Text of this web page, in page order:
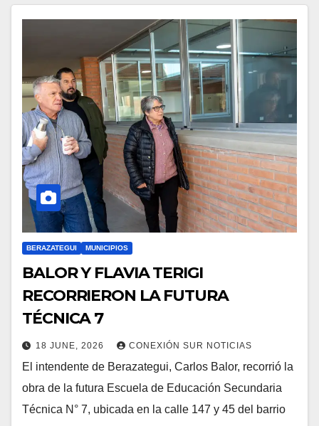
BERAZATEGUI MUNICIPIOS
BALOR Y FLAVIA TERIGI
RECORRIERON LA FUTURA
TÉCNICA 7
18 JUNE, 2026 CONEXIÓN SUR NOTICIAS
El intendente de Berazategui, Carlos Balor, recorrió la
obra de la futura Escuela de Educación Secundaria
Técnica N° 7, ubicada en la calle 147 y 45 del barrio